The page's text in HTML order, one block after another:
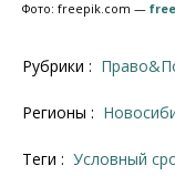
Фото: freepik.com —
Рубрики :
Регионы :
Теги : условный